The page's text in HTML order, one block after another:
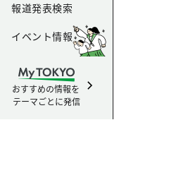
報道発表検索
イベント情報
おすすめの情報を
テーマごとに発信